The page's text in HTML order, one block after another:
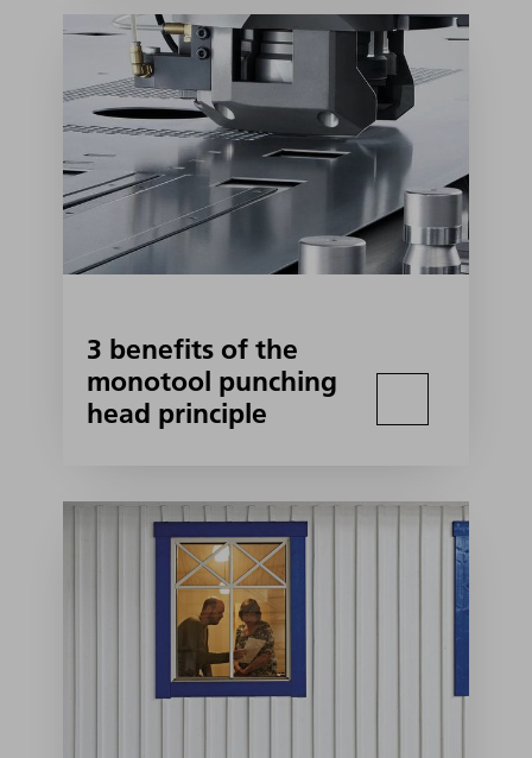
3 benefits of the
monotool punching
head principle